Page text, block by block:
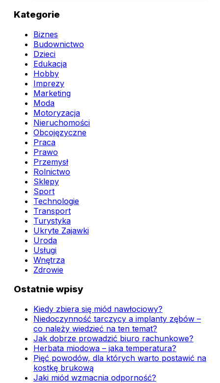
Kategorie
Biznes
Budownictwo
Dzieci
Edukacja
Hobby
Imprezy
Marketing
Moda
Motoryzacja
Nieruchomości
Obcojęzyczne
Praca
Prawo
Przemysł
Rolnictwo
Sklepy
Sport
Technologie
Transport
Turystyka
Ukryte Zajawki
Uroda
Usługi
Wnętrza
Zdrowie
Ostatnie wpisy
Kiedy zbiera się miód nawłociowy?
Niedoczynność tarczycy a implanty zębów –
co należy wiedzieć na ten temat?
Jak dobrze prowadzić biuro rachunkowe?
Herbata miodowa – jaka temperatura?
Pięć powodów, dla których warto postawić na
kostkę brukową
Jaki miód wzmacnia odporność?